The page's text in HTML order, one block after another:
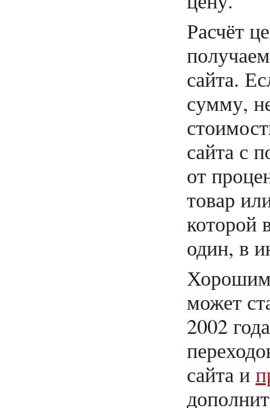
Расчёт
сайта.
сумму,
сайта с
от
товар
которой
один, в
Хорошим
может
2002
сайта и